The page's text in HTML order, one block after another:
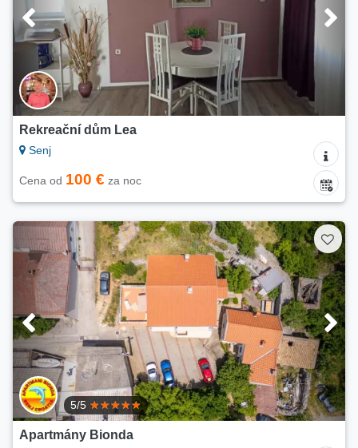
Rekreační dům Lea
Senj
Cena od 100 € za noc
5/5
Apartmány Bionda